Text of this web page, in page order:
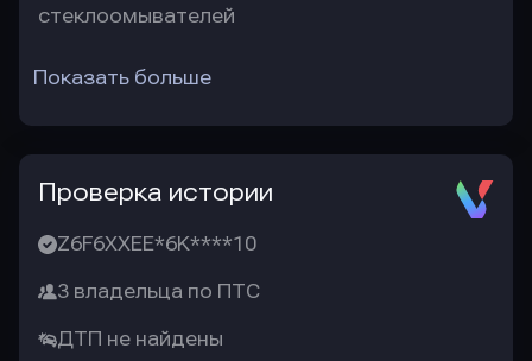
стеклоомывателей
Показать больше
Проверка истории
Z6F6XXEE*6K****10
3 владельца по ПТС
ДТП не найдены